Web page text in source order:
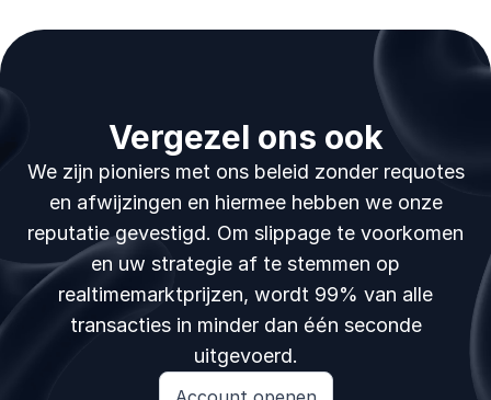
Vergezel ons ook
We zijn pioniers met ons beleid zonder requotes
en afwijzingen en hiermee hebben we onze
reputatie gevestigd. Om slippage te voorkomen
en uw strategie af te stemmen op
realtimemarktprijzen, wordt 99% van alle
transacties in minder dan één seconde
uitgevoerd.